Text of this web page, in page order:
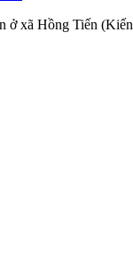
ở xã Hồng Tiến (Kiến